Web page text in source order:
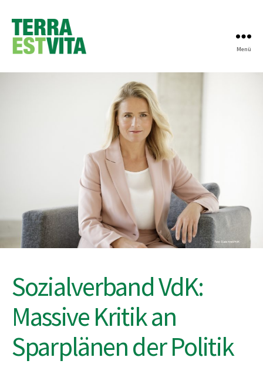
Menü
Sozialverband VdK:
Massive Kritik an
Sparplänen der Politik